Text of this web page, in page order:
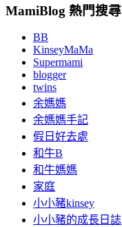
MamiBlog 熱門搜尋
BB
KinseyMaMa
Supermami
blogger
twins
余媽媽
余媽媽手記
假日好去處
和牛B
和牛媽媽
家庭
小小豬kinsey
小小豬的成長日誌